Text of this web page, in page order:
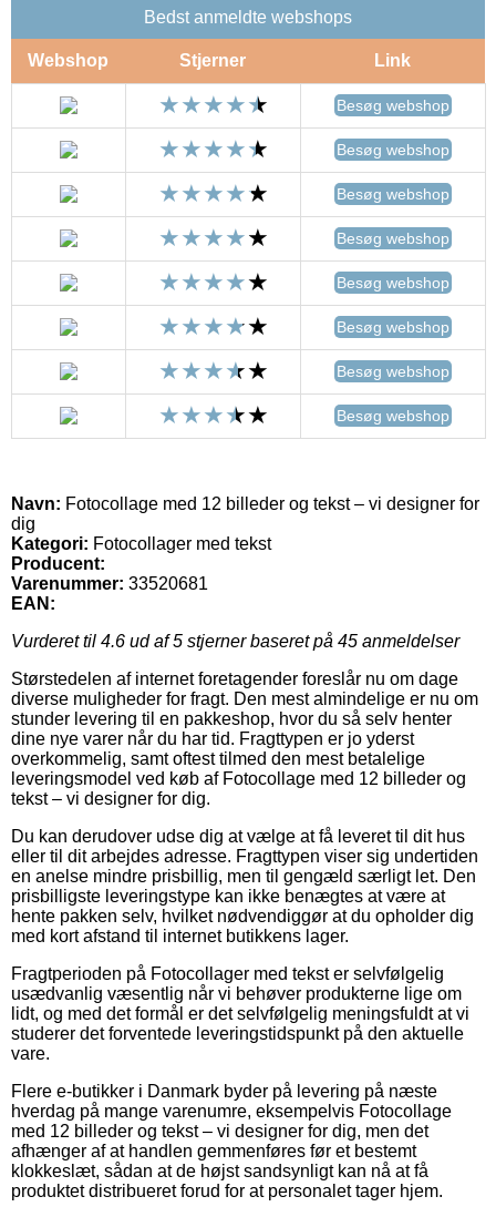
Bedst anmeldte webshops
Webshop Stjerner Link
Besøg webshop
Besøg webshop
Besøg webshop
Besøg webshop
Besøg webshop
Besøg webshop
Besøg webshop
Besøg webshop
Navn: Fotocollage med 12 billeder og tekst – vi designer for
dig
Kategori: Fotocollager med tekst
Producent:
Varenummer: 33520681
EAN:
Vurderet til 4.6 ud af 5 stjerner baseret på 45 anmeldelser
Størstedelen af internet foretagender foreslår nu om dage
diverse muligheder for fragt. Den mest almindelige er nu om
stunder levering til en pakkeshop, hvor du så selv henter
dine nye varer når du har tid. Fragttypen er jo yderst
overkommelig, samt oftest tilmed den mest betalelige
leveringsmodel ved køb af Fotocollage med 12 billeder og
tekst – vi designer for dig.
Du kan derudover udse dig at vælge at få leveret til dit hus
eller til dit arbejdes adresse. Fragttypen viser sig undertiden
en anelse mindre prisbillig, men til gengæld særligt let. Den
prisbilligste leveringstype kan ikke benægtes at være at
hente pakken selv, hvilket nødvendiggør at du opholder dig
med kort afstand til internet butikkens lager.
Fragtperioden på Fotocollager med tekst er selvfølgelig
usædvanlig væsentlig når vi behøver produkterne lige om
lidt, og med det formål er det selvfølgelig meningsfuldt at vi
studerer det forventede leveringstidspunkt på den aktuelle
vare.
Flere e-butikker i Danmark byder på levering på næste
hverdag på mange varenumre, eksempelvis Fotocollage
med 12 billeder og tekst – vi designer for dig, men det
afhænger af at handlen gemmenføres før et bestemt
klokkeslæt, sådan at de højst sandsynligt kan nå at få
produktet distribueret forud for at personalet tager hjem.